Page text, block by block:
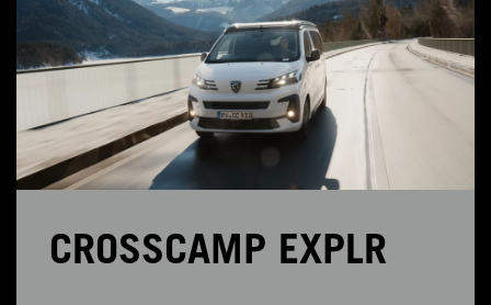
CROSSCAMP EXPLR